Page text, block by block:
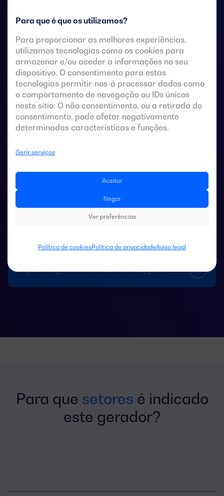
Para que é que os utilizamos?
Para proporcionar as melhores experiências,
utilizamos tecnologias como os cookies para
armazenar e/ou aceder a informações no seu
dispositivo. O consentimento para estas
tecnologias permitir-nos-á processar dados como
o comportamento de navegação ou IDs únicos
neste sítio. O não consentimento, ou a retirada do
consentimento, pode afetar negativamente
determinadas características e funções.
Gerir serviços
Aceitar
Negar
Ver preferências
Política de cookiesPolítica de privacidadeAviso legal
Comutadores de transferência de 4 polos com
acionamento remoto com um corte totalmente
aparente. Permitem a transferência em carga de duas
remotos sem tensão, a partir de um controlador
ou um interruptor.
Estes são concebidos para utilização em sistemas de
baixa tensão que admitem uma breve interrupção da
energia durante a transferência.
Para que setores é indicado
este gerador?